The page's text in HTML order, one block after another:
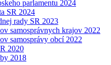
parlamentu 2024
SR 2024
rady SR 2023
samosprávnych krajov 2022
samosprávy obcí 2022
2020
2018